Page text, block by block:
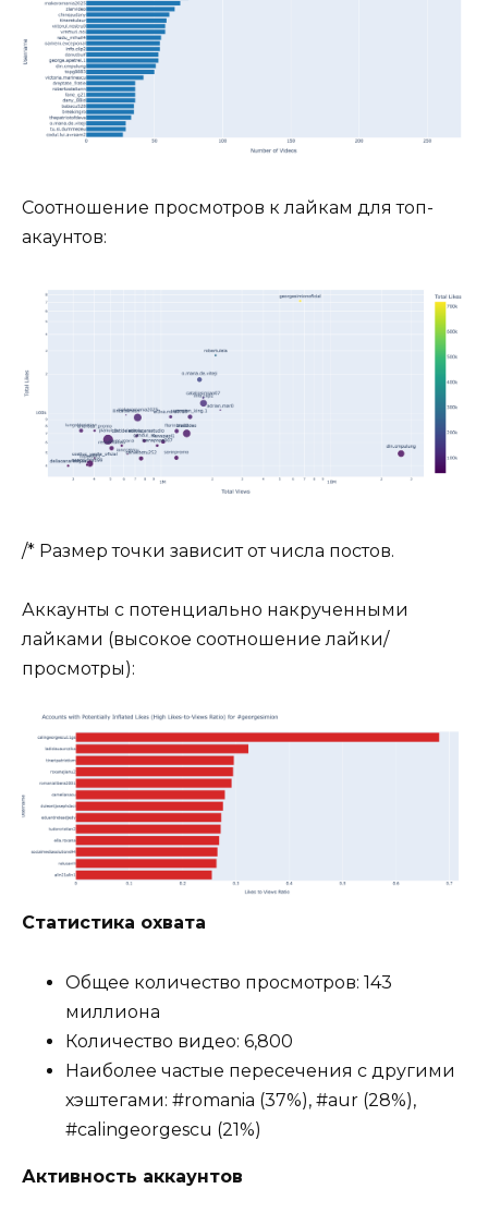
Соотношение просмотров к лайкам для топ-
акаунтов:
/* Размер точки зависит от числа постов.
Аккаунты с потенциально накрученными
лайками (высокое соотношение лайки/
просмотры):
Статистика охвата
Общее количество просмотров: 143
миллиона
Количество видео: 6,800
Наиболее частые пересечения с другими
хэштегами: #romania (37%), #aur (28%),
#calingeorgescu (21%)
Активность аккаунтов